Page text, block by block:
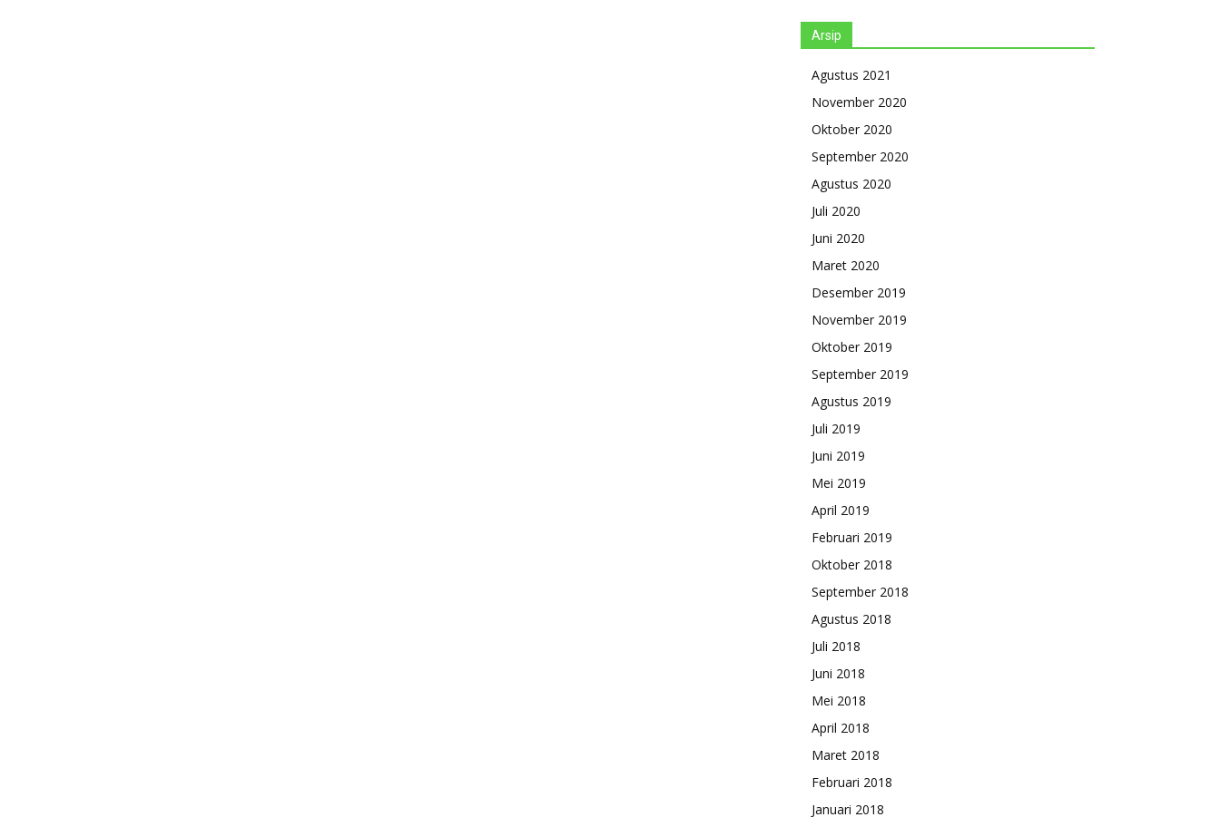
Arsip
Agustus 2021
November 2020
Oktober 2020
September 2020
Agustus 2020
Juli 2020
Juni 2020
Maret 2020
Desember 2019
November 2019
Oktober 2019
September 2019
Agustus 2019
Juli 2019
Juni 2019
Mei 2019
April 2019
Februari 2019
Oktober 2018
September 2018
Agustus 2018
Juli 2018
Juni 2018
Mei 2018
April 2018
Maret 2018
Februari 2018
Januari 2018